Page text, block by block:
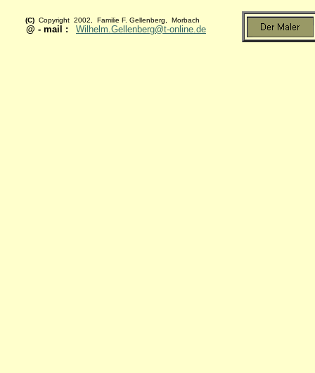
(C) Copyright 2002, Familie F. Gellenberg, Morbach
@ - mail : Wilhelm.Gellenberg@t-online.de